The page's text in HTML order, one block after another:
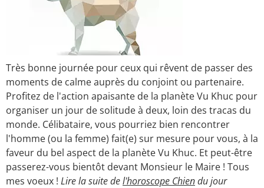
Très bonne journée pour ceux qui rêvent de passer des
moments de calme auprès du conjoint ou partenaire.
Profitez de l'action apaisante de la planète Vu Khuc pour
organiser un jour de solitude à deux, loin des tracas du
monde. Célibataire, vous pourriez bien rencontrer
l'homme (ou la femme) fait(e) sur mesure pour vous, à la
faveur du bel aspect de la planète Vu Khuc. Et peut-être
passerez-vous bientôt devant Monsieur le Maire ! Tous
mes voeux ! Lire la suite del'horoscope Chiendu jour